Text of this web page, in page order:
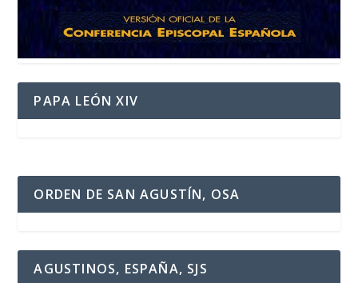
PAPA LEÓN XIV
ORDEN DE SAN AGUSTÍN, OSA
AGUSTINOS, ESPAÑA, SJS